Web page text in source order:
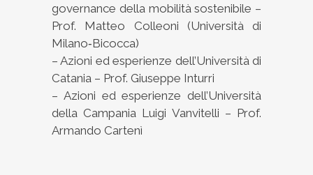
governance della mobilità sostenibile –
Prof. Matteo Colleoni (Università di
Milano‐Bicocca)
– Azioni ed esperienze dell’Università di
Catania – Prof. Giuseppe Inturri
– Azioni ed esperienze dell’Università
della Campania Luigi Vanvitelli – Prof.
Armando Cartenì